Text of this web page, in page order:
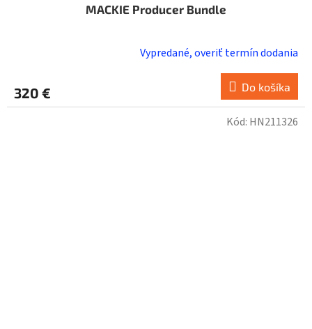
MACKIE Producer Bundle
Vypredané, overiť termín dodania
320 € Do košíka
Kód: HN211326